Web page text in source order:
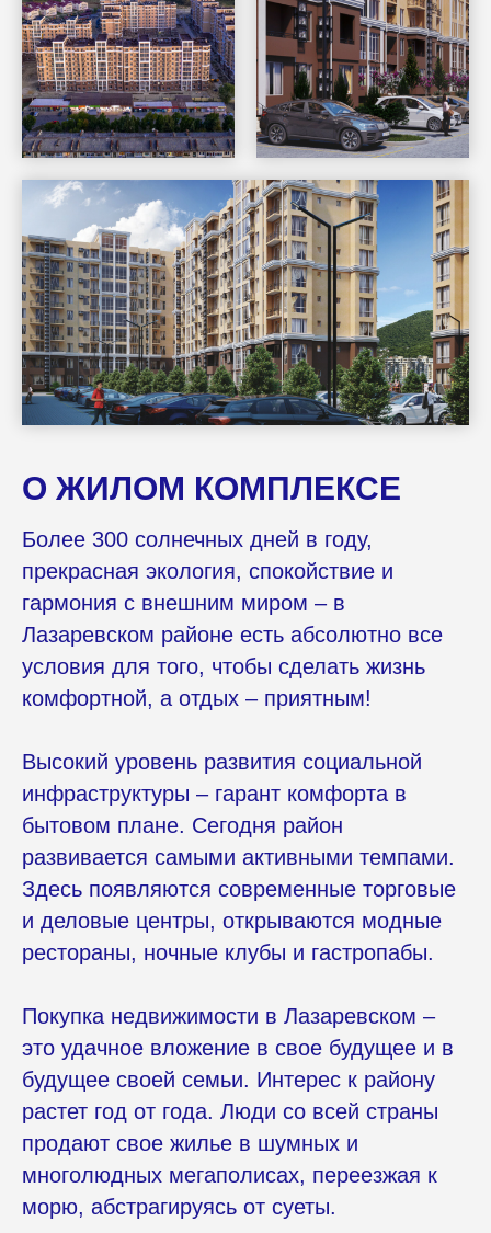
О ЖИЛОМ КОМПЛЕКСЕ
Более 300 солнечных дней в году,
прекрасная экология, спокойствие и
гармония с внешним миром – в
Лазаревском районе есть абсолютно все
условия для того, чтобы сделать жизнь
комфортной, а отдых – приятным!
Высокий уровень развития социальной
инфраструктуры – гарант комфорта в
бытовом плане. Сегодня район
развивается самыми активными темпами.
Здесь появляются современные торговые
и деловые центры, открываются модные
рестораны, ночные клубы и гастропабы.
Покупка недвижимости в Лазаревском –
это удачное вложение в свое будущее и в
будущее своей семьи. Интерес к району
растет год от года. Люди со всей страны
продают свое жилье в шумных и
многолюдных мегаполисах, переезжая к
морю, абстрагируясь от суеты.